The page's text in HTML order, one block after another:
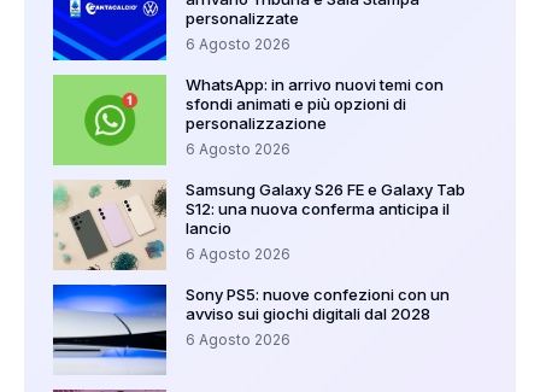
personalizzate
6 Agosto 2026
WhatsApp: in arrivo nuovi temi con
sfondi animati e più opzioni di
personalizzazione
6 Agosto 2026
Samsung Galaxy S26 FE e Galaxy Tab
S12: una nuova conferma anticipa il
lancio
6 Agosto 2026
Sony PS5: nuove confezioni con un
avviso sui giochi digitali dal 2028
6 Agosto 2026